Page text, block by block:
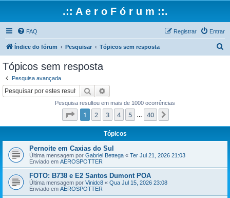
.:: A e r o F ó r u m ::.
FAQ Entrar
Registrar
Índice do fórum Pesquisar Tópicos sem resposta
Tópicos sem resposta
Pesquisa avançada
Pesquisar
Pesquisa resultou em mais de 1000 ocorrências
Página de 40
1 2 3 4 5 40
Tópicos
Pernoite em Caxias do Sul
Última mensagem por Gabriel Bettega « Ter Jul 21, 2026 21:03
Enviado em AEROSPOTTER
FOTO: B738 e E2 Santos Dumont POA
Última mensagem por Vinidc8 « Qua Jul 15, 2026 23:08
Enviado em AEROSPOTTER